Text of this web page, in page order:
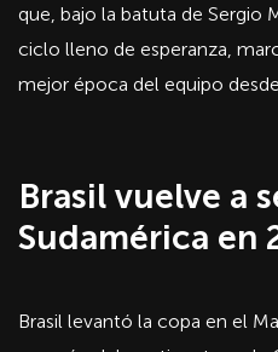
que, bajo la batuta de Sergio
ciclo lleno de esperanza,
mejor época del equipo
Brasil vuelve a
Sudamérica en
Brasil levantó la copa en el